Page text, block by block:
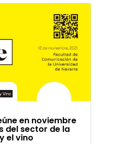
en noviembre
del sector de la
el vino